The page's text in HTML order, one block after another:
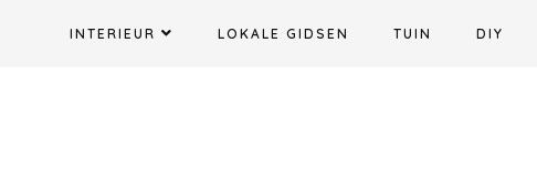
INTERIEUR LOKALE GIDSEN TUIN DIY